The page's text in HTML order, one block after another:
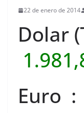
22 de enero de 2014
Dolar